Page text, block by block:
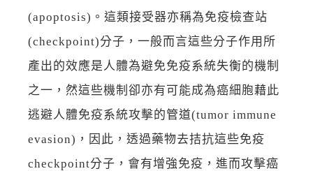
(apoptosis)。這類接受器亦稱為免疫檢查站
(checkpoint)分子，一般而言這些分子作用所
產出的效應是人體為避免免疫系統失衡的機制
之一，然這些機制卻亦有可能成為癌細胞藉此
逃避人體免疫系統攻擊的管道(tumor immune
evasion)，因此，透過藥物去拮抗這些免疫
checkpoint分子，會有增強免疫，進而攻擊癌